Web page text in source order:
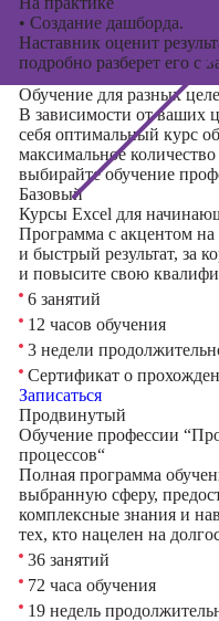
• Создание дашборда.
Наставник оценит
подробно разберет его с
Обучение для разных
В зависимости от ваших
себя оптимальный курс
максимальное
выбирайте обучение
Базовый
Курсы Excel для
Программа с акцентом на
и быстрый результат, за
и повысите свою
6 занятий
12 часов обучения
3 недели
Сертификат о
Записаться
Продвинутый
Обучение профессии
процессов“
Полная программа
выбранную сферу,
комплексные знания и
тех, кто нацелен на
36 занятий
72 часа обучения
19 недель